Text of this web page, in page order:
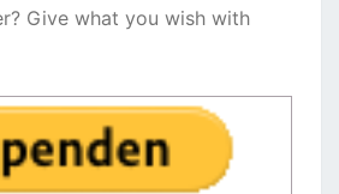
Give what you wish with